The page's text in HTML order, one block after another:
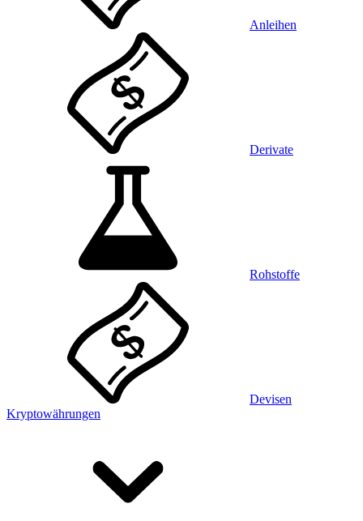
Anleihen
Derivate
Rohstoffe
Devisen
Kryptowährungen